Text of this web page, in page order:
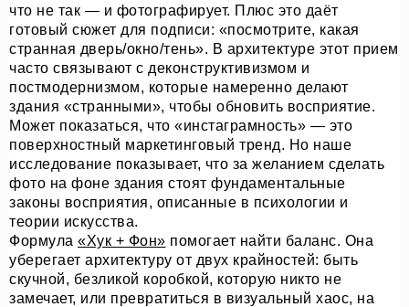
что не так — и фотографирует. Плюс это даёт
готовый сюжет для подписи: «посмотрите, какая
странная дверь/окно/тень». В архитектуре этот прием
часто связывают с деконструктивизмом и
постмодернизмом, которые намеренно делают
здания «странными», чтобы обновить восприятие.
Может показаться, что «инстаграмность» — это
поверхностный маркетинговый тренд. Но наше
исследование показывает, что за желанием сделать
фото на фоне здания стоят фундаментальные
законы восприятия, описанные в психологии и
теории искусства.
Формула «Хук + Фон» помогает найти баланс. Она
уберегает архитектуру от двух крайностей: быть
скучной, безликой коробкой, которую никто не
замечает, или превратиться в визуальный хаос, на